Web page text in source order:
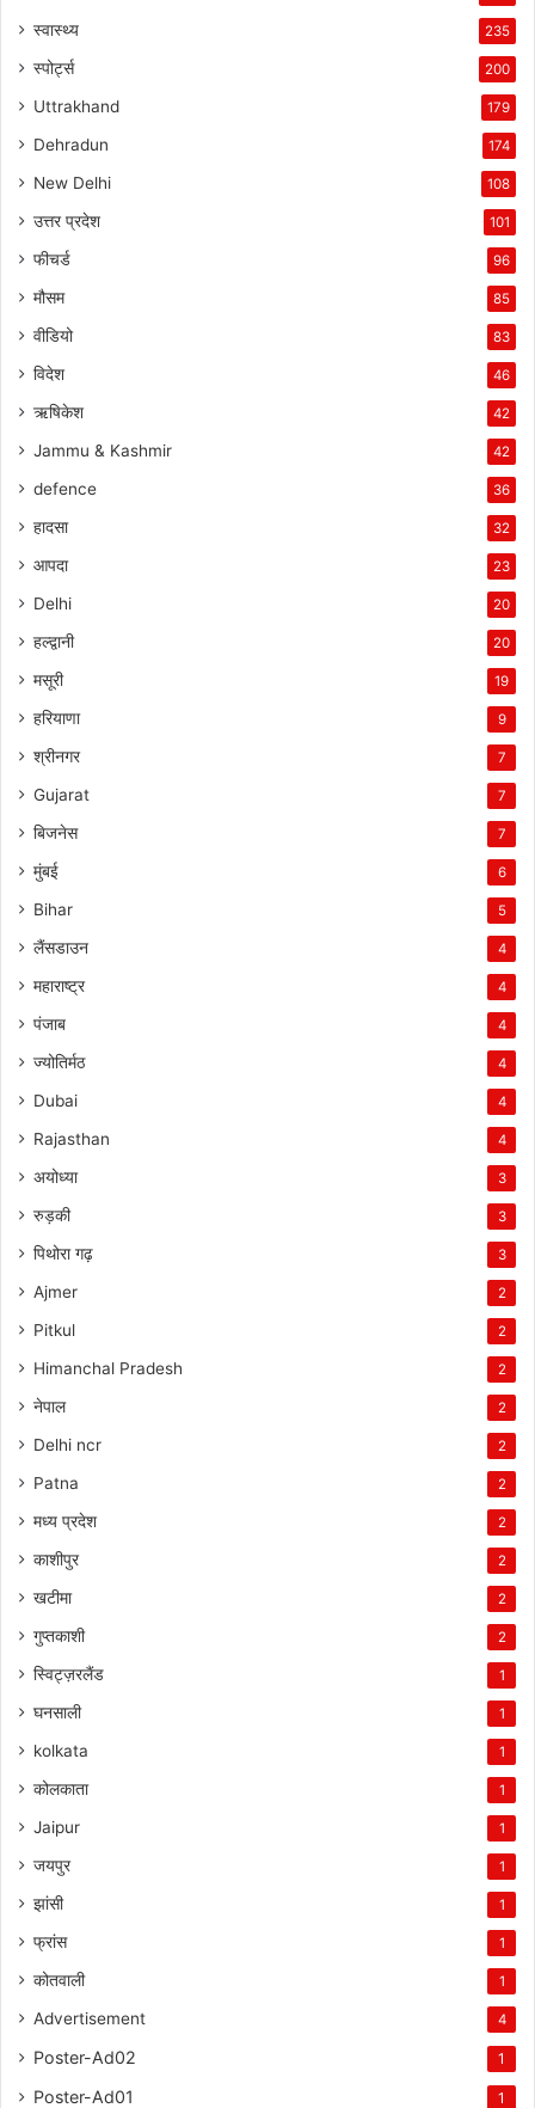
स्वास्थ्य 235
स्पोर्ट्स 200
Uttrakhand 179
Dehradun 174
New Delhi 108
उत्तर प्रदेश 101
फीचर्ड 96
मौसम 85
वीडियो 83
विदेश 46
ऋषिकेश 42
Jammu & Kashmir 42
defence 36
हादसा 32
आपदा 23
Delhi 20
हल्द्वानी 20
मसूरी 19
हरियाणा 9
श्रीनगर 7
Gujarat 7
बिजनेस 7
मुंबई 6
Bihar 5
लैंसडाउन 4
महाराष्ट्र 4
पंजाब 4
ज्योतिर्मठ 4
Dubai 4
Rajasthan 4
अयोध्या 3
रुड़की 3
पिथोरा गढ़ 3
Ajmer 2
Pitkul 2
Himanchal Pradesh 2
नेपाल 2
Delhi ncr 2
Patna 2
मध्य प्रदेश 2
काशीपुर 2
खटीमा 2
गुप्तकाशी 2
स्विट्ज़रलैंड 1
घनसाली 1
kolkata 1
कोलकाता 1
Jaipur 1
जयपुर 1
झांसी 1
फ्रांस 1
कोतवाली 1
Advertisement 4
Poster-Ad02 1
Poster-Ad01 1